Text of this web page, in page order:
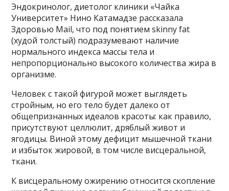
Эндокринолог, диетолог клиники «Чайка
Университет» Нино Катамадзе рассказала
Здоровью Mail, что под понятием skinny fat
(худой толстый) подразумевают наличие
нормального индекса массы тела и
непропорционально высокого количества жира в
организме.
Человек с такой фигурой может выглядеть
стройным, но его тело будет далеко от
общепризнанных идеалов красоты: как правило,
присутствуют целлюлит, дряблый живот и
ягодицы. Виной этому дефицит мышечной ткани
и избыток жировой, в том числе висцеральной,
ткани.
К висцеральному ожирению относится скопление